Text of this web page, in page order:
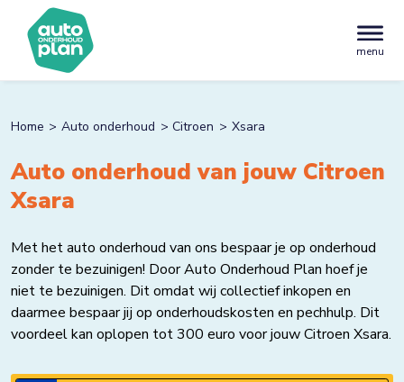
menu
Home Auto onderhoud Citroen Xsara
Auto onderhoud van jouw Citroen
Xsara
Met het auto onderhoud van ons bespaar je op onderhoud
zonder te bezuinigen! Door Auto Onderhoud Plan hoef je
niet te bezuinigen. Dit omdat wij collectief inkopen en
daarmee bespaar jij op onderhoudskosten en pechhulp. Dit
voordeel kan oplopen tot 300 euro voor jouw Citroen Xsara.